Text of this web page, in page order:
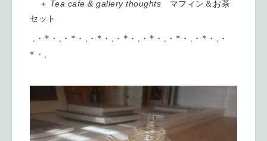
＋ Tea cafe & gallery thoughts
マフィン＆お茶
セット
.・*・.・*・.・*・.・*・.・*・.・*・.・*・.・
*・.